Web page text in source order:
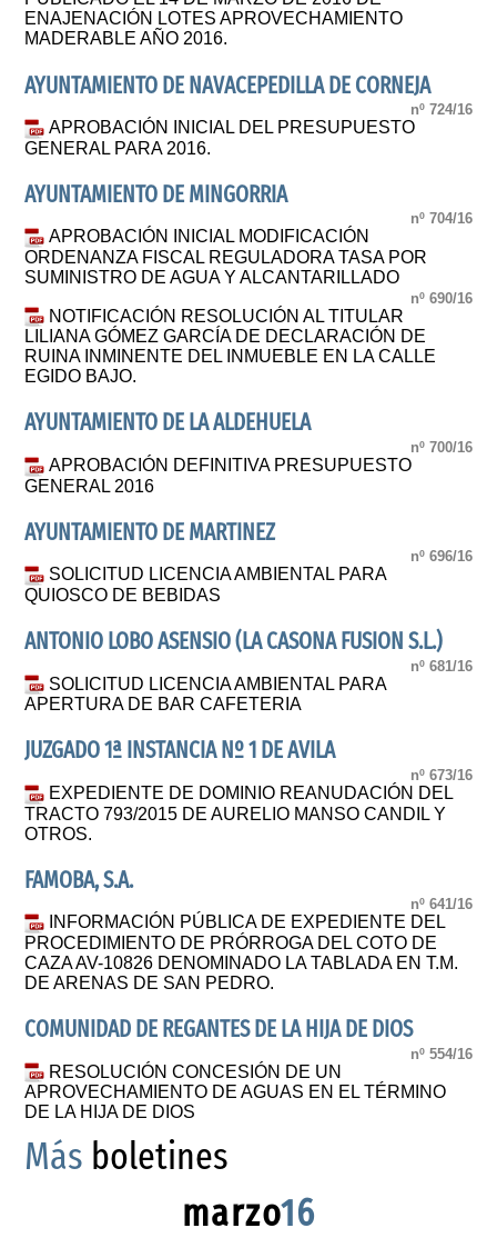
ENAJENACIÓN LOTES APROVECHAMIENTO
MADERABLE AÑO 2016.
AYUNTAMIENTO DE NAVACEPEDILLA DE CORNEJA
nº 724/16
APROBACIÓN INICIAL DEL PRESUPUESTO
GENERAL PARA 2016.
AYUNTAMIENTO DE MINGORRIA
nº 704/16
APROBACIÓN INICIAL MODIFICACIÓN
ORDENANZA FISCAL REGULADORA TASA POR
SUMINISTRO DE AGUA Y ALCANTARILLADO
nº 690/16
NOTIFICACIÓN RESOLUCIÓN AL TITULAR
LILIANA GÓMEZ GARCÍA DE DECLARACIÓN DE
RUINA INMINENTE DEL INMUEBLE EN LA CALLE
EGIDO BAJO.
AYUNTAMIENTO DE LA ALDEHUELA
nº 700/16
APROBACIÓN DEFINITIVA PRESUPUESTO
GENERAL 2016
AYUNTAMIENTO DE MARTINEZ
nº 696/16
SOLICITUD LICENCIA AMBIENTAL PARA
QUIOSCO DE BEBIDAS
ANTONIO LOBO ASENSIO (LA CASONA FUSION S.L.)
nº 681/16
SOLICITUD LICENCIA AMBIENTAL PARA
APERTURA DE BAR CAFETERIA
JUZGADO 1ª INSTANCIA Nº 1 DE AVILA
nº 673/16
EXPEDIENTE DE DOMINIO REANUDACIÓN DEL
TRACTO 793/2015 DE AURELIO MANSO CANDIL Y
OTROS.
FAMOBA, S.A.
nº 641/16
INFORMACIÓN PÚBLICA DE EXPEDIENTE DEL
PROCEDIMIENTO DE PRÓRROGA DEL COTO DE
CAZA AV-10826 DENOMINADO LA TABLADA EN T.M.
DE ARENAS DE SAN PEDRO.
COMUNIDAD DE REGANTES DE LA HIJA DE DIOS
nº 554/16
RESOLUCIÓN CONCESIÓN DE UN
APROVECHAMIENTO DE AGUAS EN EL TÉRMINO
DE LA HIJA DE DIOS
Más boletines
marzo16